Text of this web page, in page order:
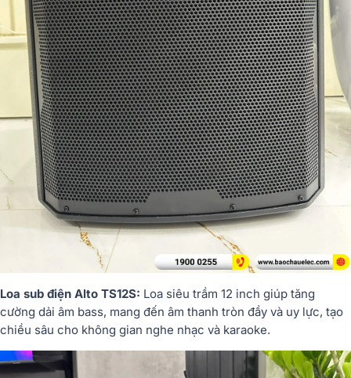
Loa sub điện Alto TS12S: Loa siêu trầm 12 inch giúp tăng
cường dải âm bass, mang đến âm thanh tròn đầy và uy lực, tạo
chiều sâu cho không gian nghe nhạc và karaoke.